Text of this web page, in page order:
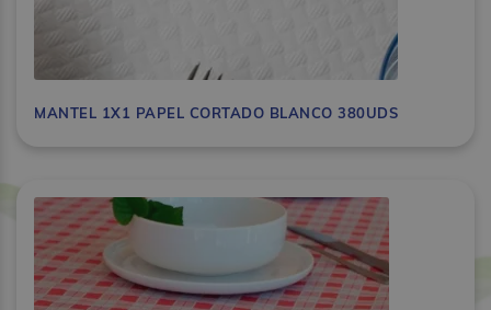
MANTEL 1X1 PAPEL CORTADO BLANCO 380UDS